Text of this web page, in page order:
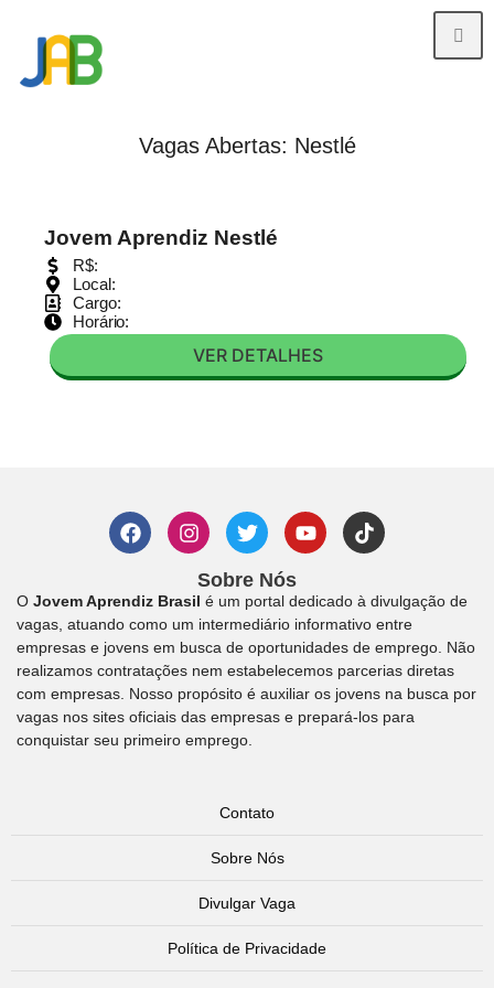
Vagas Abertas: Nestlé
Jovem Aprendiz Nestlé
R$:
Local:
Cargo:
Horário:
VER DETALHES
Sobre Nós
O Jovem Aprendiz Brasil é um portal dedicado à divulgação de
vagas, atuando como um intermediário informativo entre
empresas e jovens em busca de oportunidades de emprego. Não
realizamos contratações nem estabelecemos parcerias diretas
com empresas. Nosso propósito é auxiliar os jovens na busca por
vagas nos sites oficiais das empresas e prepará-los para
conquistar seu primeiro emprego.
Contato
Sobre Nós
Divulgar Vaga
Política de Privacidade